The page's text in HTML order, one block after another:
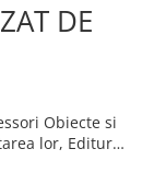
DE
Obiecte si
lor, Editura